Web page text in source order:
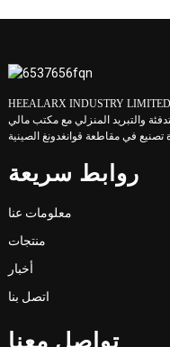
HEEALARX INDUSTRY LIMITED هي واحدة من الشركات المصنعة لمضخات حرارة
والتبريد المنزلي مع مكتب مالي
روابط سريعة
معلومات عنا
منتجات
أخبار
اتصل بنا
تواصل معنا